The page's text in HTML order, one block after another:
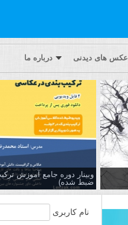
عکس های دیدنی درباره ما
وبینار دوره جامع آموزش
ضبط شده)
نام کاربری